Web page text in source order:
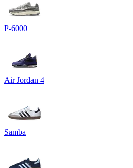
P-6000
Air Jordan 4
Samba